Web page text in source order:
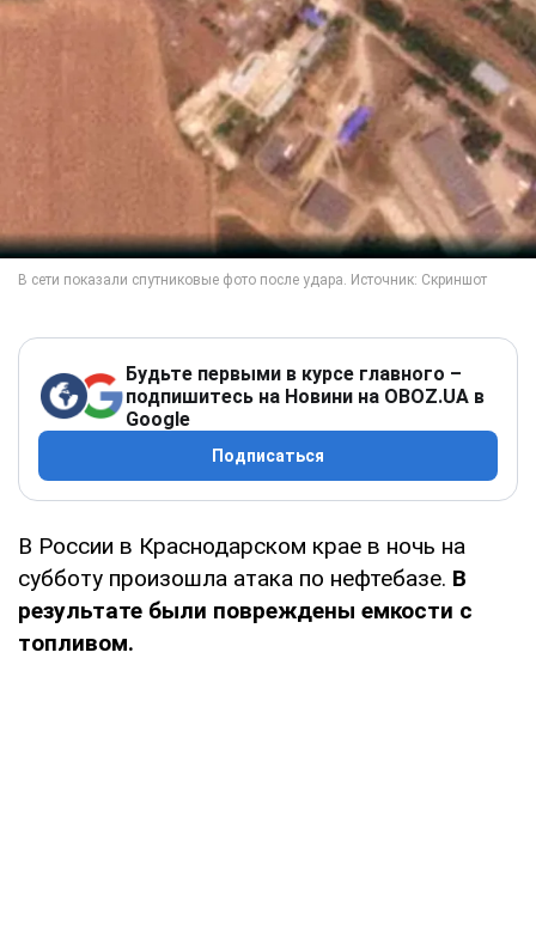
Будьте первыми в курсе главного –
подпишитесь на Новини на OBOZ.UA в
Google
Подписаться
В России в Краснодарском крае в ночь на
субботу произошла атака по нефтебазе. В
результате были повреждены емкости с
топливом.